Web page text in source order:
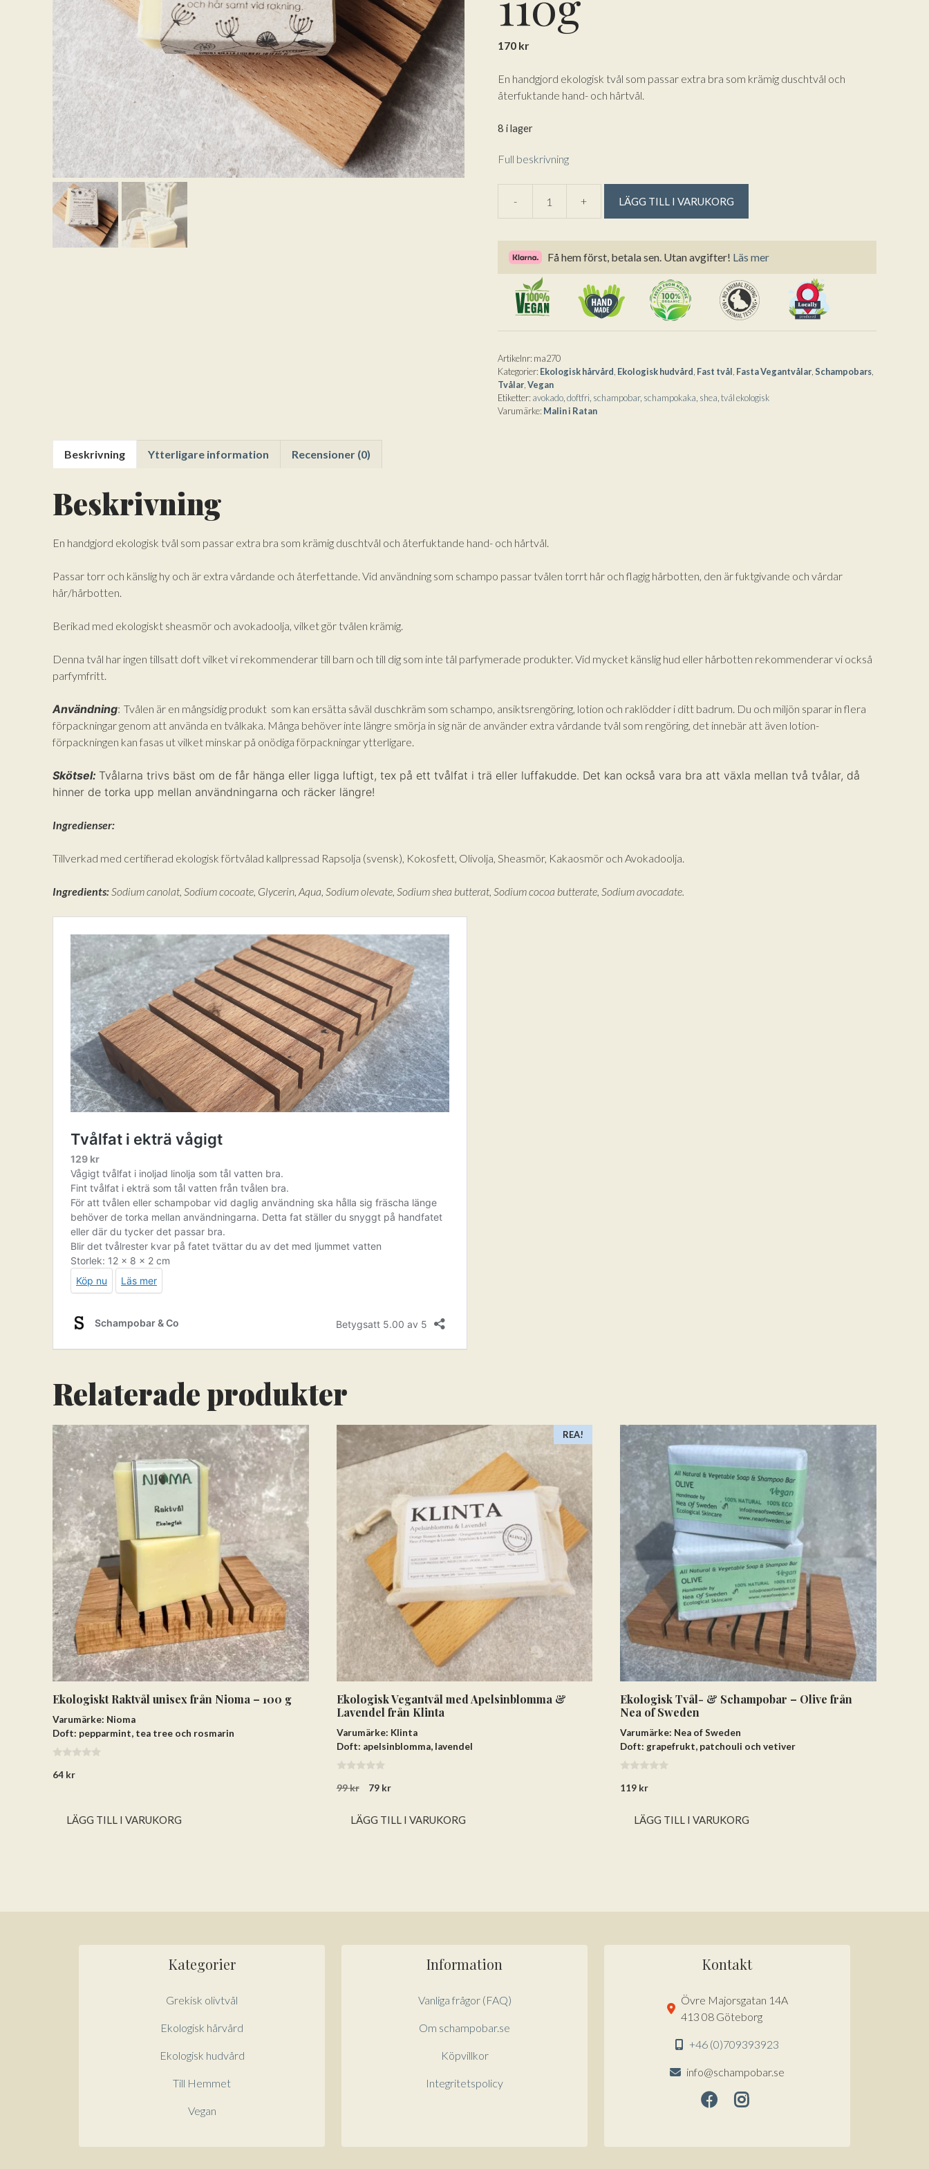
170 kr
En handgjord ekologisk tvål som passar extra bra som krämig duschtvål och
återfuktande hand- och hårtvål.
8 i lager
Full beskrivning
-
Schampobar
Shea
&
Avokado
Doftfri
i
Ratan
110g
mängd
+ LÄGG TILL I VARUKORG
e
n
e
:
Få hem först, betala sen. Utan avgifter! Läs mer
Artikelnr: ma270
Kategorier: Ekologisk hårvård Ekologisk hudvård Fast tvål Fasta Vegantvålar, Schampobars,
Tvålar, Vegan
Etiketter: avokado, doftfri schampobar, schampokaka shea tvål ekologisk
Varumärke: Malin i Ratan
Beskrivning Ytterligare information Recensioner (0)
Beskrivning
En handgjord ekologisk tvål som passar extra bra som krämig duschtvål och återfuktande hand- och hårtvål.
Passar torr och känslig hy och är extra vårdande och återfettande. Vid användning som schampo passar tvålen torrt hår och flagig hårbotten, den är fuktgivande och vårdar
hår/hårbotten.
Berikad med ekologiskt sheasmör och avokadoolja, vilket gör tvålen krämig.
Denna tvål har ingen tillsatt doft vilket vi rekommenderar till barn och till dig som inte tål parfymerade produkter. Vid mycket känslig hud eller hårbotten rekommenderar vi också
parfymfritt.
Användning: Tvålen är en mångsidig produkt som kan ersätta såväl duschkräm som schampo, ansiktsrengöring, lotion och raklödder i ditt badrum. Du och miljön sparar in flera
förpackningar genom att använda en tvålkaka. Många behöver inte längre smörja in sig när de använder extra vårdande tvål som rengöring, det innebär att även lotion-
förpackningen kan fasas ut vilket minskar på onödiga förpackningar ytterligare.
Skötsel: Tvålarna trivs bäst om de får hänga eller ligga luftigt, tex på ett tvålfat i trä eller luffakudde. Det kan också vara bra att växla mellan två tvålar, då
hinner de torka upp mellan användningarna och räcker längre!
Ingredienser:
Tillverkad med certifierad ekologisk förtvålad kallpressad Rapsolja (svensk), Kokosfett, Olivolja, Sheasmör, Kakaosmör och Avokadoolja.
Ingredients:Sodium canolat, Sodium cocoate, Glycerin, Aqua, Sodium olevate, Sodium shea butterat, Sodium cocoa butterate, Sodium avocadate.
Relaterade produkter
Ekologiskt Raktvål unisex från Nioma – 100 g
Varumärke: Nioma
Doft: pepparmint, tea tree och rosmarin
a
64 kr
LÄGG TILL I VARUKORG
REA!
Ekologisk Vegantvål med Apelsinblomma &
Lavendel från Klinta
Varumärke: Klinta
Doft: apelsinblomma, lavendel
a
99kr
Det
priset
79 krDet
priset
LÄGG TILL I VARUKORG
Ekologisk Tvål- & Schampobar – Olive från
Nea of Sweden
Varumärke: Nea of Sweden
Doft: grapefrukt, patchouli och vetiver
a
119 kr
LÄGG TILL I VARUKORG
Kategorier
Grekisk olivtvål
Ekologisk hårvård
Ekologisk hudvård
Till Hemmet
Vegan
Information
Vanliga frågor (FAQ)
Om schampobar.se
Köpvillkor
Integritetspolicy
Kontakt
Övre Majorsgatan 14A
413 08 Göteborg
+46 (0)709393923
info@schampobar.se
Lägg till varorna i varukorgen
Gå till kassan och välj
Få hem dina varor först. Betala efteråt.
Betala via bankkonto eller betalkort/kreditkort